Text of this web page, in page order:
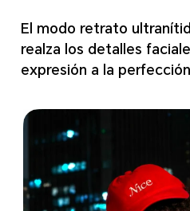
El modo retrato
realza los detalles
expresión a la